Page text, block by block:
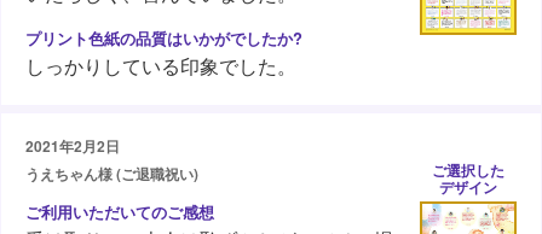
しっかりしている印象でした。
2021年2月2日
うえちゃん様 (ご退職祝い)
ご選択した
デザイン